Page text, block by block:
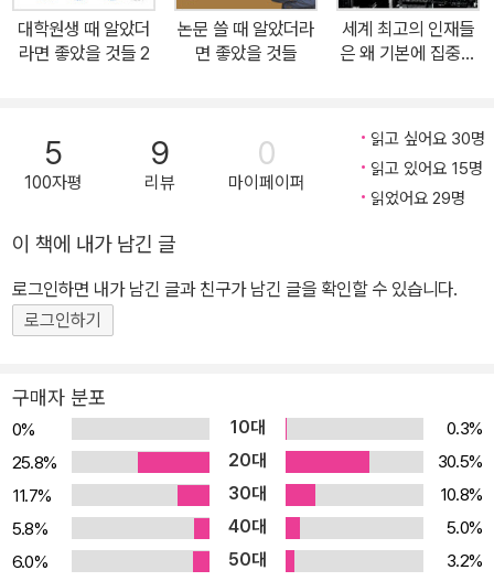
한다는 것은 무슨 의미이고, 그 과정에서 생기는 다양한 고민을 어떻
게 해결해야 하는지를 상세하고도 현실적으로 전하고 있다. 이 책의
때 알았으면 좋았을 연구 노하우」가 화제가 되었던 것이 시작이다. 이
를 계기로 한국, 미국, 캐나다에 머무는 원래는 일면식도 없었던 세 명
의 저자가 의기투합하여 3년에 걸쳐 하나의 주제로 서로 번갈아가며
았다. 서로 다른 국가와 시간대에 머무는 저자들이 온라인으로 서로
의견을 나누고 글이 나오지 않을 때는 서로 독려하며 오랜 기간 프로
젝트를 진행했던 것이다. 세 명의 대학원 선배 연구자가 들려주는 상
의 선배 연구자가 저마다 자신의 경험과 시각을 바탕으로 대학원과
연구의 여러 측면에 관한 이야기를 풀어내고 있다. 1부 박사과정 대학
원생의 이야기는 엄태웅 박사과정생이 썼다. 엄태웅은 현재 캐나다에
서 인공지능을 연구하고 있는 박사과정 말년 차 대학원생이다. 본인
의 연구를 바탕으로 페이스북이나 유튜브 등을 통해 소통을 즐기는
재기 발랄한 인재이다. 이 책을 통해 현역 대학원생으로서의 이야기
를 전한다. 2부 대학원을 졸업한 연구자의 이야기는 최윤섭 박사가
대학원생 때 알았더
라면 좋았을 것들 2
논문 쓸 때 알았더라
면 좋았을 것들
세계 최고의 인재들
은 왜 기본에 집중할
5
100자평
9
리뷰
0
마이페이퍼
읽고 싶어요 30명
읽고 있어요 15명
읽었어요 29명
이 책에 내가 남긴 글
로그인하면 내가 남긴 글과 친구가 남긴 글을 확인할 수 있습니다.
로그인하기
구매자 분포
0% 10대
0.3%
25.8%
20대
30.5%
11.7%
30대
10.8%
5.8%
40대
5.0%
6.0%
50대
3.2%